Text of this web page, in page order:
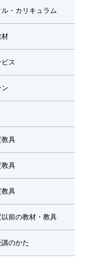
・カリキュラム
材
ス
教具
教具
教具
前の教材・教具
のかた